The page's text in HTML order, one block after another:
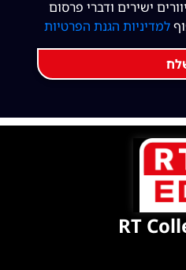
ישירים ודברי פרסום
למדיניות הגנת הפרטיות